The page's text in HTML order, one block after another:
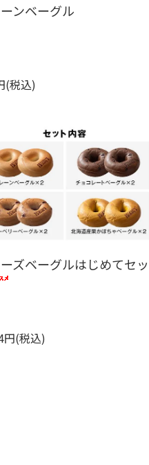
ンベーグル
(税込)
ズベーグルはじめてセッ
円(税込)